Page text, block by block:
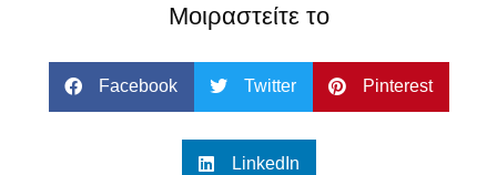
Μοιραστείτε το
Facebook Twitter Pinterest
LinkedIn